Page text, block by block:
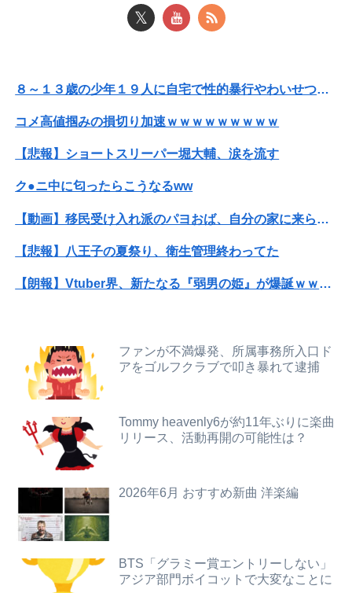
警察や検察が冤罪率をデータとして公表すべきだと思う
子供がバイトで貯めた資金で旅行中の話だけど、ちょっとお金足りないから貸してくれる？って連絡きた
【画像】まんさん「オフ会に呼んだ覚えない人がずっといたので晒すわ」（パシャ）
私「50万円使ったって本当？」監査ママ「来月には絶対返すから…」→約束を信じて待った結果、警察に通報することになり…
高市総理「物価上昇を上回る賃上げを日本に定着させる」⇒ 国家公務員月給3.51％増へ
コメ高値掴みの損切り加速ｗｗｗｗｗｗｗｗｗ
【画像】熊本「はーい、被災者の人はこの、『ドラゴンボールの家』みたいな奴の中で過ごしてねー」
【悲報】ショートスリーパー堀大輔、涙を流す
ク●ニ中に匂ったらこうなるww
【動画】移民受け入れ派のパヨおば、自分の家に来られたら全力で拒否るｗｗｗｗｗｗｗｗｗｗ
𝕏
８～１３歳の少年１９人に自宅で性的暴行やわいせつ、３１歳男に懲役１５年
コメ高値掴みの損切り加速ｗｗｗｗｗｗｗｗｗ
【悲報】ショートスリーパー堀大輔、涙を流す
ク●ニ中に匂ったらこうなるww
【動画】移民受け入れ派のパヨおば、自分の家に来られたら全力で拒否るｗｗｗｗｗｗｗｗｗｗ
【悲報】八王子の夏祭り、衛生管理終わってた
【朗報】Vtuber界、新たなる『弱男の姫』が爆誕ｗｗｗｗｗｗｗｗｗｗｗ
【衝撃】ジャンポケ斎藤の犯行、生々しすぎて勃起してしまうレベルｗｗｗｗｗ
【衝撃】34歳ニート、『エロ漫画』で人生逆転
彼は私が何かしても、一度も「ありがとう」と言わない
【悲報】ゲーム配信者さん、家賃8万円の部屋で深夜配信→管理会社から厳重注意されてお気持ち表明ｗｗｗ
ファンが不満爆発、所属事務所入口ド
アをゴルフクラブで叩き暴れて逮捕
Tommy heavenly6が約11年ぶりに楽曲
リリース、活動再開の可能性は？
2026年6月 おすすめ新曲 洋楽編
BTS「グラミー賞エントリーしない」
アジア部門ボイコットで大変なことに